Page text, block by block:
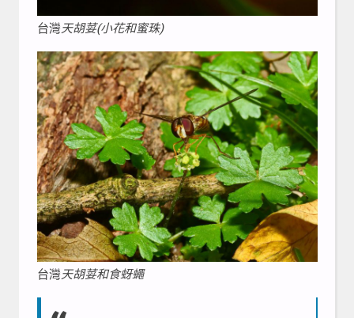
台灣天胡荽(小花和蜜珠)
台灣天胡荽和食蚜蠅